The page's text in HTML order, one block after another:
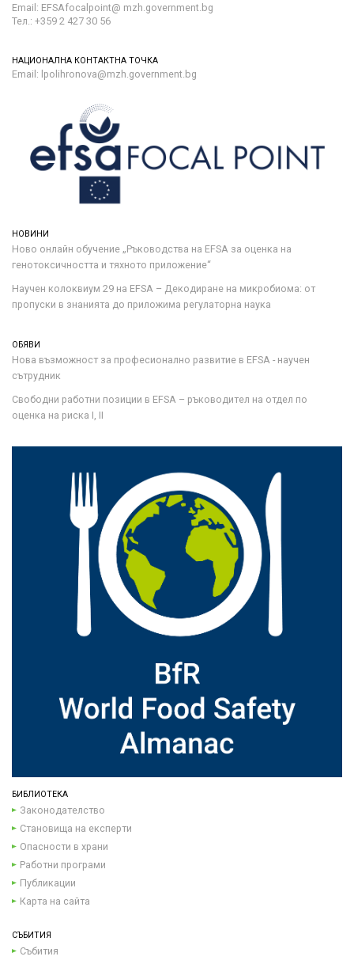
Email: EFSAfocalpoint@ mzh.government.bg
Тел.: +359 2 427 30 56
НАЦИОНАЛНА КОНТАКТНА ТОЧКА
Email: lpolihronova@mzh.government.bg
НОВИНИ
Ново онлайн обучение „Ръководства на ЕFSA за оценка на
генотоксичността и тяхното приложение“
Научен колоквиум 29 на EFSA – Декодиране на микробиома: от
пропуски в знанията до приложима регулаторна наука
ОБЯВИ
Нова възможност за професионално развитие в EFSA - научен
сътрудник
Свободни работни позиции в EFSA – ръководител на отдел по
оценка на риска I, II
БИБЛИОТЕКА
Законодателство
Становища на експерти
Опасности в храни
Работни програми
Публикации
Карта на сайта
СЪБИТИЯ
Събития